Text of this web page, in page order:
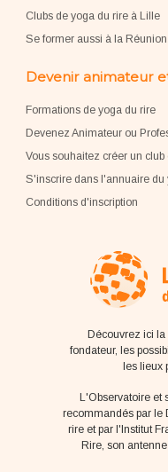
Clubs de yoga du rire à Lille
Se former aussi à la
Devenir animateur
Formations de yoga du rire
Devenez Animateur ou
Vous souhaitez créer un
S'inscrire dans l'annuaire du
Conditions d'inscription
Découvrez ici la
fondateur, les
les lieux
L'Observatoire et
recommandés par le
rire et par l'Institut
Rire, son